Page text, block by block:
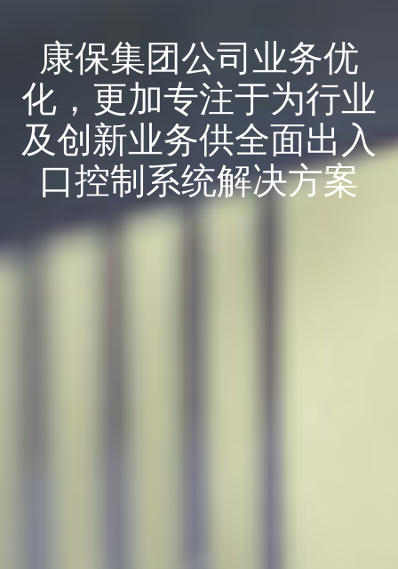
康保集团公司业务优
化，更加专注于为行业
及创新业务供全面出入
口控制系统解决方案